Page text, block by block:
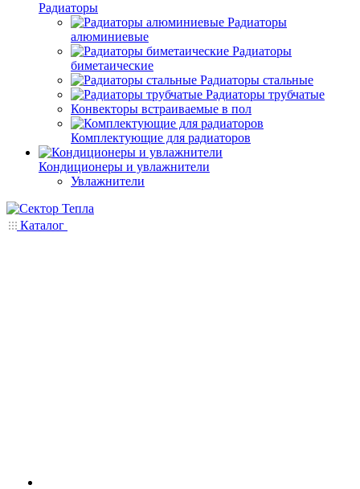
Радиаторы
Радиаторы
алюминиевые
Радиаторы
биметаические
Радиаторы стальные
Радиаторы трубчатые
Конвекторы встраиваемые в пол
Комплектующие для радиаторов
Кондиционеры и увлажнители
Увлажнители
Каталог